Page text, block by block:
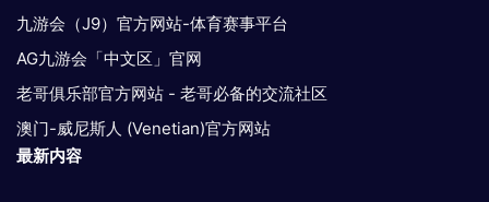
九游会（J9）官方网站-体育赛事平台
AG九游会「中文区」官网
老哥俱乐部官方网站 - 老哥必备的交流社区
澳门-威尼斯人 (Venetian)官方网站
最新内容